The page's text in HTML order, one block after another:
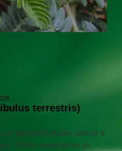
terrestris)
i v zahraníčí může setkat s
Tímto označením je